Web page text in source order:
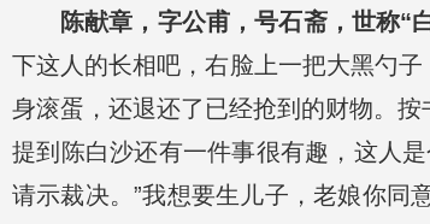
陈献章，字公甫，号石斋，世称“
下这人的长相吧，右脸上一把大黑勺
身滚蛋，还退还了已经抢到的财物。
提到陈白沙还有一件事很有趣，这人
请示裁决。”我想要生儿子，老娘你同